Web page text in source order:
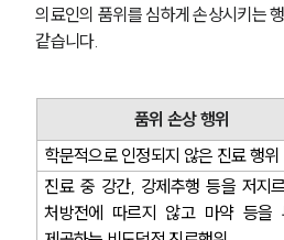
의료인의 품위를 심하게 손상시키는
같습니다.
품위 손상 행위
학문적으로 인정되지 않은 진료 행위
진료 중 강간, 강제추행 등을 저지
처방전에 따르지 않고 마약 등을